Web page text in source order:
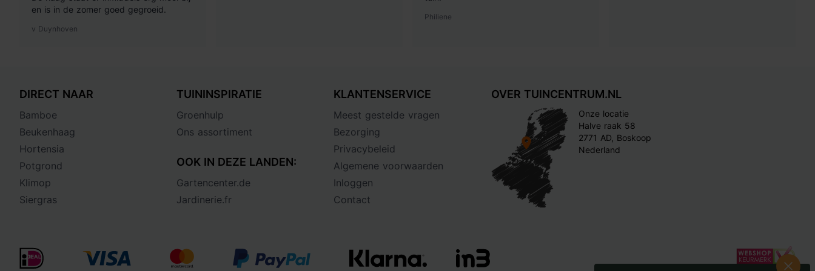
en is in de zomer goed gegroeid.
v Duynhoven
Philiene
DIRECT NAAR
Bamboe
Beukenhaag
Hortensia
Potgrond
Klimop
Siergras
TUININSPIRATIE
Groenhulp
Ons assortiment
OOK IN DEZE LANDEN:
Gartencenter.de
Jardinerie.fr
KLANTENSERVICE
Meest gestelde vragen
Bezorging
Privacybeleid
Algemene voorwaarden
Inloggen
Contact
OVER TUINCENTRUM.NL
Onze locatie
Halve raak 58
2771 AD, Boskoop
Nederland